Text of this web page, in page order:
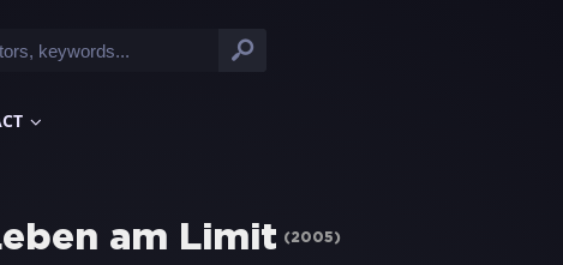
am Limit (2005)